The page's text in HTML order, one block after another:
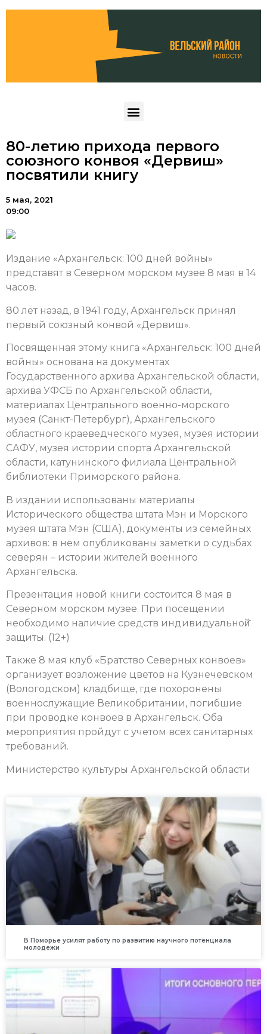
80-летию прихода первого
союзного конвоя «Дервиш»
посвятили книгу
5 мая, 2021
09:00
Издание «Архангельск: 100 дней войны»
представят в Северном морском музее 8 мая в 14
часов.
80 лет назад, в 1941 году, Архангельск принял
первый союзный конвой «Дервиш».
Посвященная этому книга «Архангельск: 100 дней
войны» основана на документах
Государственного архива Архангельской области,
архива УФСБ по Архангельской области,
материалах Центрального военно-морского
музея (Санкт-Петербург), Архангельского
областного краеведческого музея, музея истории
САФУ, музея истории спорта Архангельской
области, катунинского филиала Центральной
библиотеки Приморского района.
В издании использованы материалы
Исторического общества штата Мэн и Морского
музея штата Мэн (США), документы из семейных
архивов: в нем опубликованы заметки о судьбах
северян – истории жителей военного
Архангельска.
Презентация новой книги состоится 8 мая в
Северном морском музее. При посещении
необходимо наличие средств индивидуальной̆
защиты. (12+)
Также 8 мая клуб «Братство Северных конвоев»
организует возложение цветов на Кузнечевском
(Вологодском) кладбище, где похоронены
военнослужащие Великобритании, погибшие
при проводке конвоев в Архангельск. Оба
мероприятия пройдут с учетом всех санитарных
требований.
Министерство культуры Архангельской области
В Поморье усилят работу по развитию научного потенциала
молодежи